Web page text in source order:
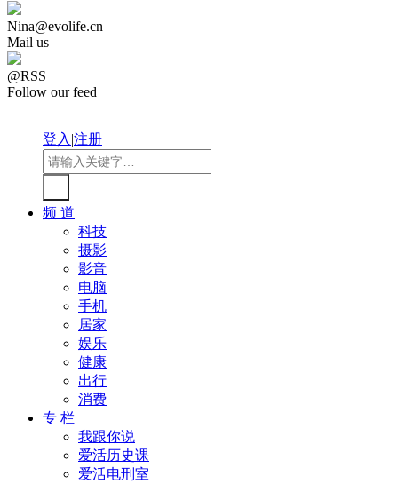
Nina@evolife.cn
Mail us
@RSS
Follow our feed
登入|注册
频 道
科技
摄影
影音
电脑
手机
居家
娱乐
健康
出行
消费
专 栏
我跟你说
爱活历史课
爱活电刑室